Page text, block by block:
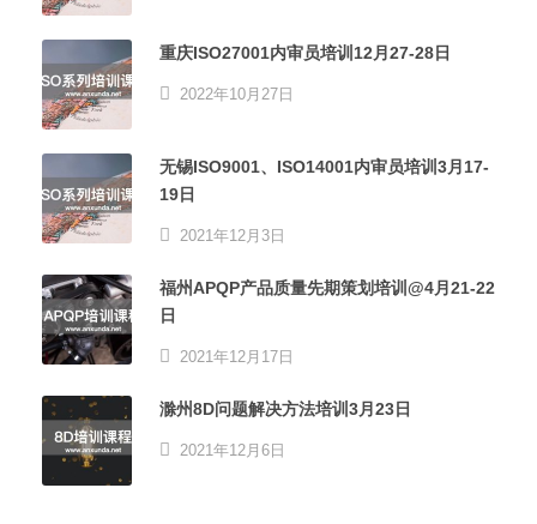
重庆ISO27001内审员培训12月27-28日
2022年10月27日
无锡ISO9001、ISO14001内审员培训3月17-
19日
2021年12月3日
福州APQP产品质量先期策划培训@4月21-22
日
2021年12月17日
滁州8D问题解决方法培训3月23日
2021年12月6日